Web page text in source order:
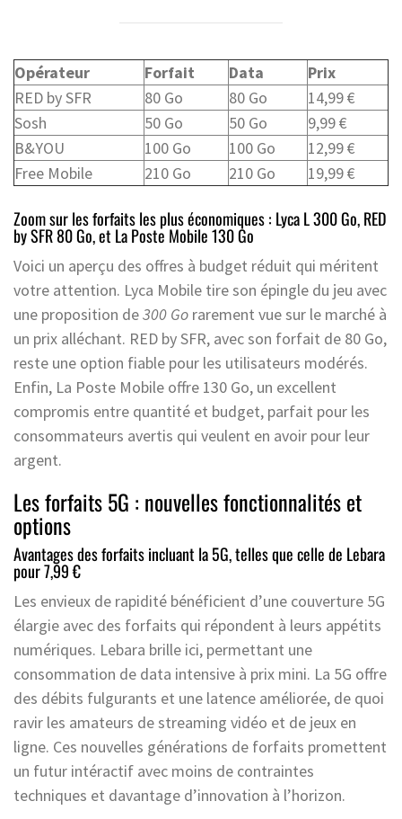
Opérateur Forfait Data
Prix
RED by SFR
80 Go 80 Go
14,99 €
Sosh
50 Go 50 Go
9,99 €
B&YOU
100 Go 100 Go
12,99 €
Free Mobile
210 Go 210 Go 19,99 €
Zoom sur les forfaits les plus économiques : Lyca L 300 Go, RED
by SFR 80 Go, et La Poste Mobile 130 Go
Voici un aperçu des offres à budget réduit qui méritent
votre attention. Lyca Mobile tire son épingle du jeu avec
une proposition de300 Go rarement vue sur le marché à
un prix alléchant. RED by SFR, avec son forfait de 80 Go,
reste une option fiable pour les utilisateurs modérés.
Enfin, La Poste Mobile offre 130 Go, un excellent
compromis entre quantité et budget, parfait pour les
consommateurs avertis qui veulent en avoir pour leur
argent.
Les forfaits 5G : nouvelles fonctionnalités et
options
Avantages des forfaits incluant la 5G, telles que celle de Lebara
pour 7,99 €
Les envieux de rapidité bénéficient d’une couverture 5G
élargie avec des forfaits qui répondent à leurs appétits
numériques. Lebara brille ici, permettant une
consommation de data intensive à prix mini. La 5G offre
des débits fulgurants et une latence améliorée, de quoi
ravir les amateurs de streaming vidéo et de jeux en
ligne. Ces nouvelles générations de forfaits promettent
un futur intéractif avec moins de contraintes
techniques et davantage d’innovation à l’horizon.